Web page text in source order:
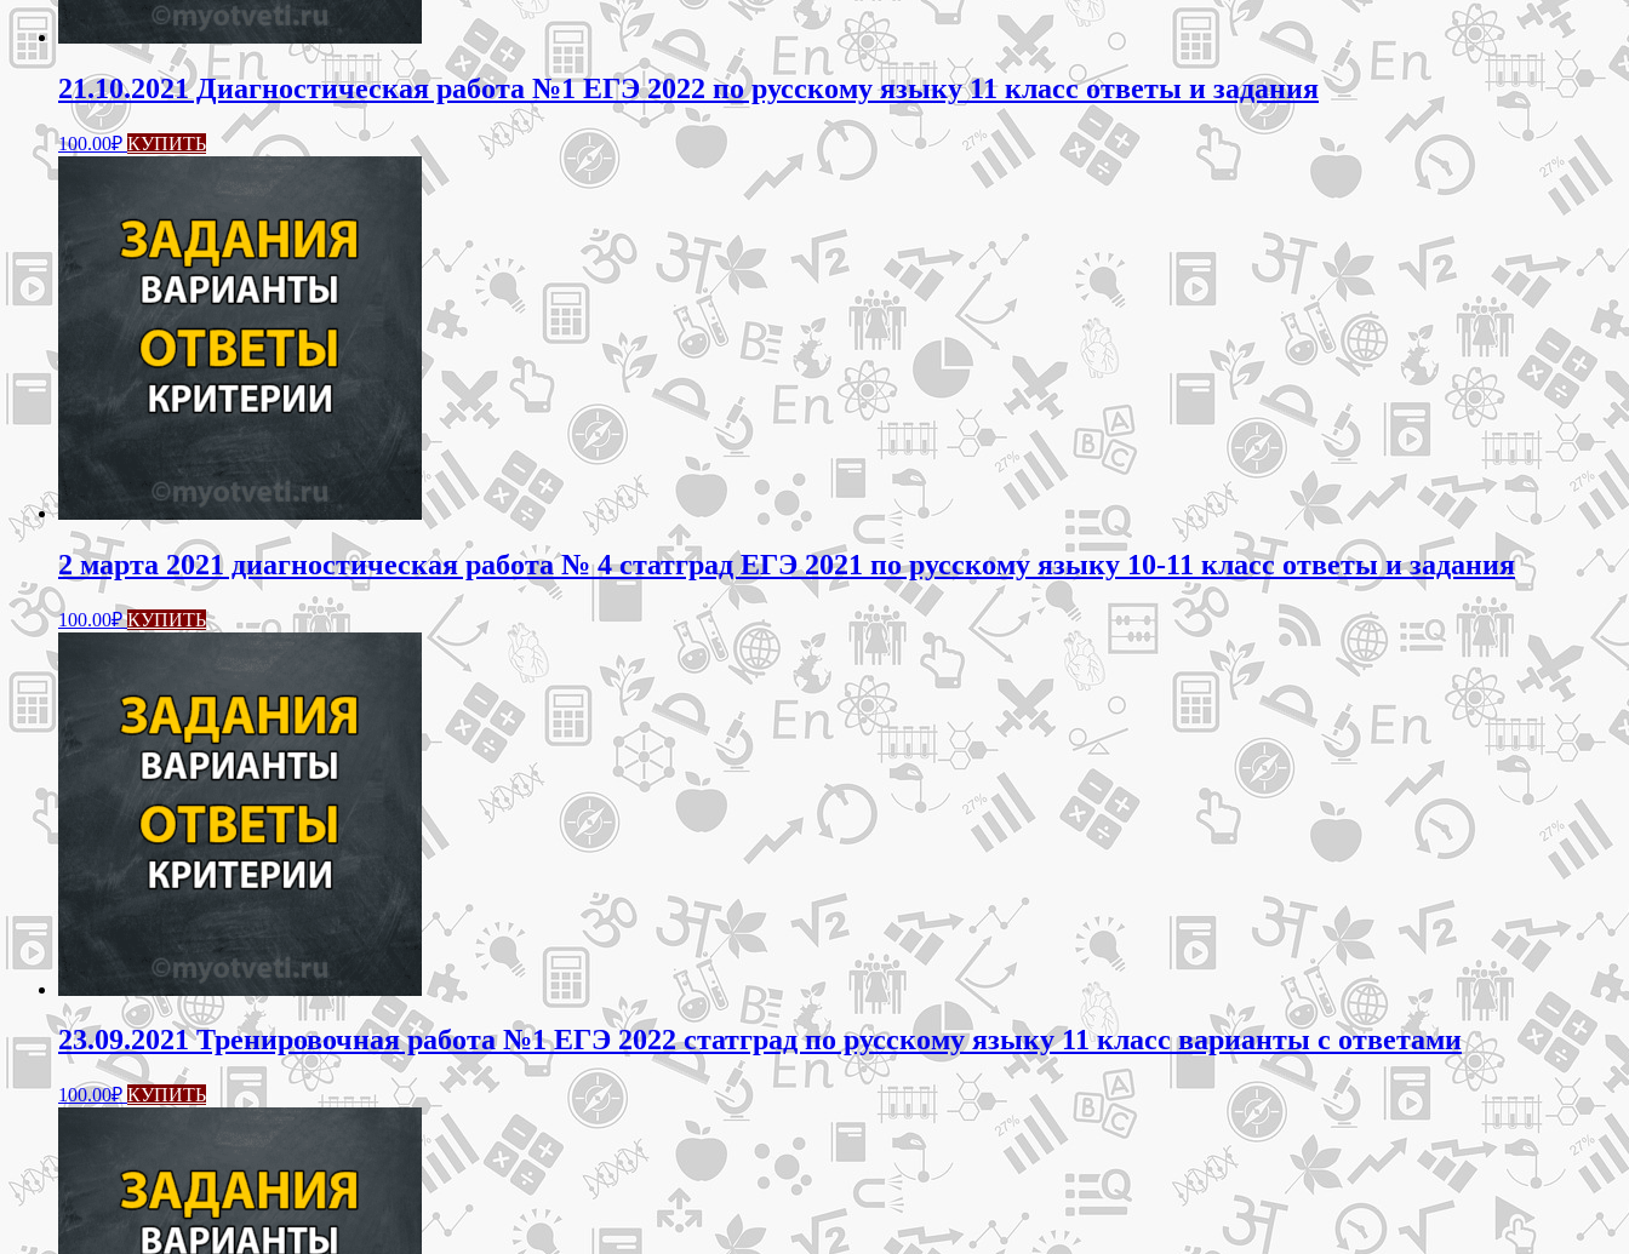
21.10.2021 Диагностическая работа №1 ЕГЭ 2022 по русскому языку 11 класс ответы и задания
100.00₽ КУПИТЬ
2 марта 2021 диагностическая работа № 4 статград ЕГЭ 2021 по русскому языку 10-11 класс ответы и задания
100.00₽ КУПИТЬ
23.09.2021 Тренировочная работа №1 ЕГЭ 2022 статград по русскому языку 11 класс варианты с ответами
100.00₽ КУПИТЬ